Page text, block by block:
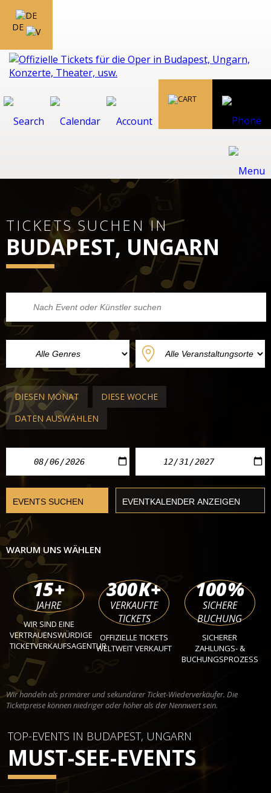
DE
TICKETS SUCHEN IN
BUDAPEST, UNGARN
DIESEN MONAT
DIESE WOCHE
DATEN AUSWÄHLEN
WARUM UNS WÄHLEN
15+
JAHRE
WIR SIND EINE
VERTRAUENSWÜRDIGE
TICKETVERKAUFSAGENTUR
300K+
VERKAUFTE
TICKETS
OFFIZIELLE TICKETS
WELTWEIT VERKAUFT
100%
SICHERE
BUCHUNG
SICHERER
ZAHLUNGS- &
BUCHUNGSPROZESS
Wir handeln als primärer und sekundärer Ticket-Wiederverkäufer. Die
Ticketpreise können niedriger oder höher als der Nennwert sein.
TOP-EVENTS IN BUDAPEST, UNGARN
MUST-SEE-EVENTS